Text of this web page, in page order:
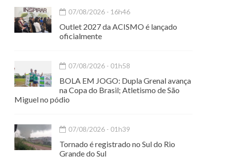
07/08/2026 - 16h46
Outlet 2027 da ACISMO é lançado
oficialmente
07/08/2026 - 01h58
BOLA EM JOGO: Dupla Grenal avança
na Copa do Brasil; Atletismo de São
Miguel no pódio
07/08/2026 - 01h39
Tornado é registrado no Sul do Rio
Grande do Sul